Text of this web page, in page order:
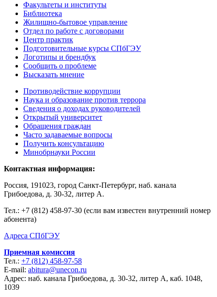
Факультеты и институты
Библиотека
Жилищно-бытовое управление
Отдел по работе с договорами
Центр практик
Подготовительные курсы СПбГЭУ
Логотипы и брендбук
Сообщить о проблеме
Высказать мнение
Противодействие коррупции
Наука и образование против террора
Сведения о доходах руководителей
Открытый университет
Обращения граждан
Часто задаваемые вопросы
Получить консультацию
Минобрнауки России
Контактная информация:
Россия, 191023, город Санкт-Петербург, наб. канала
Грибоедова, д. 30-32, литер А.
Тел.: +7 (812) 458-97-30 (если вам известен внутренний номер
абонента)
Адреса СПбГЭУ
Приемная комиссия
Тел.: +7 (812) 458-97-58
E-mail: abitura@unecon.ru
Адрес: наб. канала Грибоедова, д. 30-32, литер А, каб. 1048,
1039